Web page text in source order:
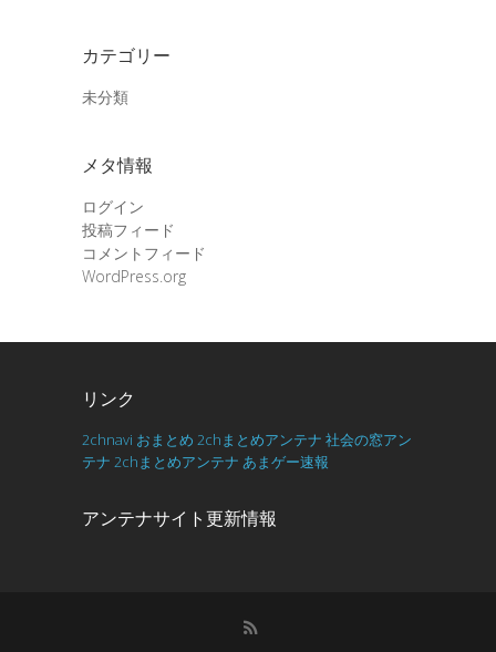
カテゴリー
未分類
メタ情報
ログイン
投稿フィード
コメントフィード
WordPress.org
リンク
2chnavi おまとめ 2chまとめアンテナ 社会の窓アン
テナ 2chまとめアンテナ あまゲー速報
アンテナサイト更新情報